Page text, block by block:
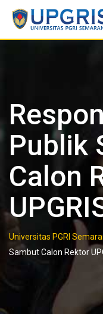
Skip
content
Publik
Calon
Universitas PGRI
Sambut Calon Rektor